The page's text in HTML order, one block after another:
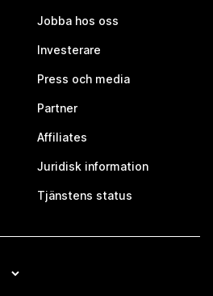
Jobba hos oss
Investerare
Press och media
Partner
Affiliates
Juridisk information
Tjänstens status